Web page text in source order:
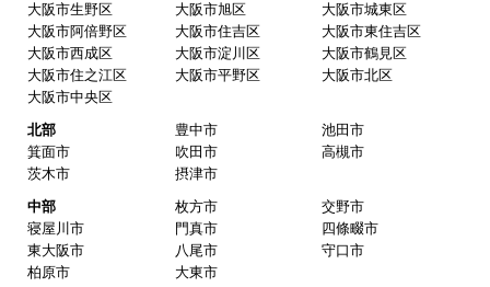
大阪市生野区
大阪市旭区
大阪市城東区
大阪市阿倍野区
大阪市住吉区
大阪市東住吉区
大阪市西成区
大阪市淀川区
大阪市鶴見区
大阪市住之江区
大阪市平野区
大阪市北区
大阪市中央区
北部
豊中市
池田市
箕面市
吹田市
高槻市
茨木市
摂津市
中部
枚方市
交野市
寝屋川市
門真市
四條畷市
東大阪市
八尾市
守口市
柏原市
大東市